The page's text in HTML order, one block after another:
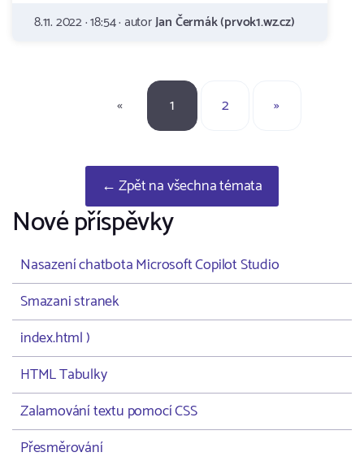
8.11. 2022 · 18:54 · autorJan Čermák (prvok1.wz.cz)
« 1 2 »
← Zpět na všechna témata
Nové příspěvky
Nasazení chatbota Microsoft Copilot Studio
Smazani stranek
index.html )
HTML Tabulky
Zalamování textu pomocí CSS
Přesměrování